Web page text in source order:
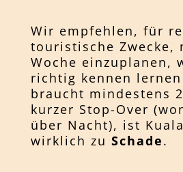
Wir empfehlen, für
touristische Zwecke,
Woche einzuplanen,
richtig kennen
braucht mindestens
kurzer Stop-Over
über Nacht), ist
wirklich zu Schade.